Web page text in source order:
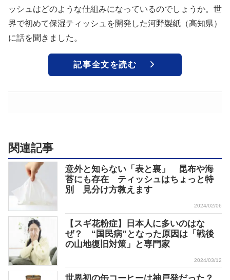
ッシュはどのような仕組みになっているのでしょうか。世
界で初めて保湿ティッシュを開発した河野製紙（高知県）
に話を聞きました。
記事全文を読む
関連記事
意外と知らない「表と裏」 昆布や海
苔にも存在 ティッシュはちょっと特
別 見分け方教えます
2024/02/06
【スギ花粉症】日本人に多いのはな
ぜ？ “国民病”となった原因は「戦後
の山地復旧対策」と専門家
2024/03/12